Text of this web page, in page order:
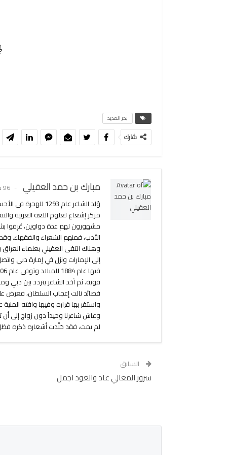
بحر المديد
شارك
مبارك بن حمد العقيلي 96 مادة
وُلِد الشاعر عام
مركز إشعاع لعلوم اللغة العربية
مشهورون لهم عدة دواوين، عُرِفوا
الأدب، فمنهم الشعراء والفقهاء.
وهناك التقى العقيلي بعلماء
إلى الإمارات ونزل في إمارة دبي
قوية. ثم أخذ الشاعر يتردد بين
قصائد نالت إعجاب السلطان، فعرض
وعاش شاعرنا وحيداً دون زواج إلى
لم يمت، فقد خلَّدت أشعاره ذكره فظل
السابق
سرور المعالي عاد والعود اجمل